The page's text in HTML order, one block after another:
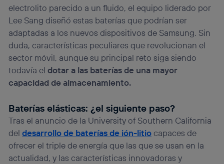
electrolito parecido a un fluido, el equipo liderado por
Lee Sang diseñó estas baterías que podrían ser
adaptadas a los nuevos dispositivos de Samsung. Sin
duda, características peculiares que revolucionan el
sector móvil, aunque su principal reto siga siendo
todavía eldotar a las baterías de una mayor
capacidad de almacenamiento.
Baterías elásticas: ¿el siguiente paso?
Tras el anuncio de la University of Southern California
deldesarrollo de baterías de ión-litiocapaces de
ofrecer el triple de energía que las que se usan en la
actualidad, y las características innovadoras y